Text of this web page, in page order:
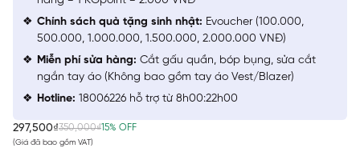
297,500₫350,000₫15% OFF
(Giá đã bao gồm VAT)
Chính sách quà tặng sinh nhật: Evoucher (100.000,
500.000, 1.000.000, 1.500.000, 2.000.000 VNĐ)
Miễn phí sửa hàng: Cắt gấu quần, bóp bụng, sửa cắt
ngắn tay áo (Không bao gồm tay áo Vest/Blazer)
Hotline: 18006226 hỗ trợ từ 8h00:22h00